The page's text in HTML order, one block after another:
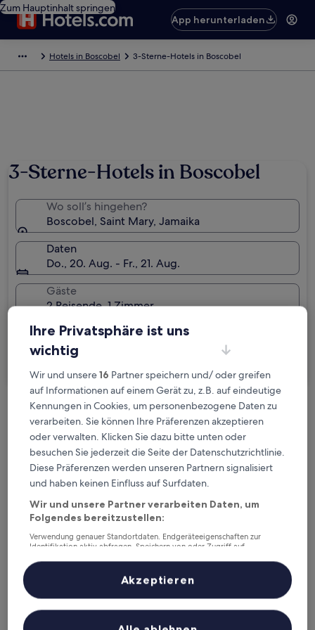
Zum Hauptinhalt springen
App herunterladen
Hotels in Boscobel 3-Sterne-Hotels in Boscobel
3-Sterne-Hotels in Boscobel
Wo soll’s hingehen?
Boscobel, Saint Mary, Jamaika
Daten
Do., 20. Aug. - Fr., 21. Aug.
Gäste
2 Reisende, 1 Zimmer
Ich reise geschäftlich
Kostenlose Stornierung bei
Planänderungen
Verdiene Prämien für jede
wahrgenommene Übernachtung
Mehr sparen mit Preisen für Mitglieder
Überprüfe die Preise für diese Daten
Heute
Morgen
Ihre Privatsphäre ist uns
wichtig
Wir und unsere16 Partner speichern und/ oder greifen
auf Informationen auf einem Gerät zu, z.B. auf eindeutige
Kennungen in Cookies, um personenbezogene Daten zu
verarbeiten. Sie können Ihre Präferenzen akzeptieren
oder verwalten. Klicken Sie dazu bitte unten oder
besuchen Sie jederzeit die Seite der Datenschutzrichtlinie.
Diese Präferenzen werden unseren Partnern signalisiert
und haben keinen Einfluss auf Surfdaten.
Wir und unsere Partner verarbeiten Daten, um
Folgendes bereitzustellen:
Verwendung genauer Standortdaten. Endgeräteeigenschaften zur
Identifikation aktiv abfragen. Speichern von oder Zugriff auf
Inhalte, Messung von Werbeleistung und der Performance von Inhalten,
Zielgruppenforschung sowie Entwicklung und Verbesserung von
Liste der Partner (Lieferanten)
Akzeptieren